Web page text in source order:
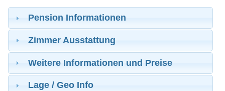
Pension Informationen
Zimmer Ausstattung
Weitere Informationen und Preise
Lage / Geo Info